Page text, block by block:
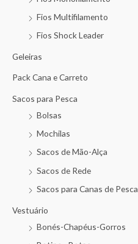
Fios Multifilamento
Fios Shock Leader
Geleiras
Pack Cana e Carreto
Sacos para Pesca
Bolsas
Mochilas
Sacos de Mão-Alça
Sacos de Rede
Sacos para Canas de Pesca
Vestuário
Bonés-Chapéus-Gorros